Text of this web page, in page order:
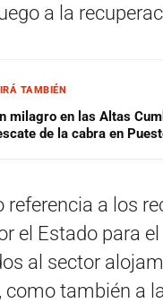
a la
TAMBIÉN
milagro en las Altas
de la cabra en
referencia a los
el Estado para
al sector
también a